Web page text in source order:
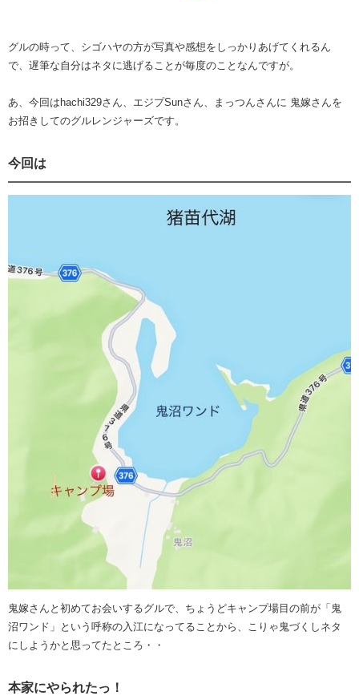
グルの時って、シゴハヤの方が写真や感想をしっかりあげてくれるん
で、遅筆な自分はネタに逃げることが毎度のことなんですが。
あ、今回はhachi329さん、エジプSunさん、まっつんさんに 鬼嫁さんを
お招きしてのグルレンジャーズです。
今回は
鬼嫁さんと初めてお会いするグルで、ちょうどキャンプ場目の前が「鬼
沼ワンド」という呼称の入江になってることから、こりゃ鬼づくしネタ
にしようかと思ってたところ・・
本家にやられたっ！